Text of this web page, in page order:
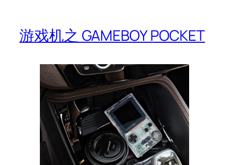
游戏机之 GAMEBOY POCKET